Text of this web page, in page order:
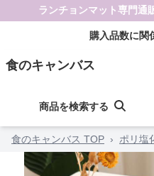
ランチョンマット専門通
購入品数に関
食のキャンバス
商品を検索する
食のキャンバス TOP › ポリ塩